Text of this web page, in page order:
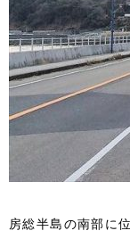
房総半島の南部に